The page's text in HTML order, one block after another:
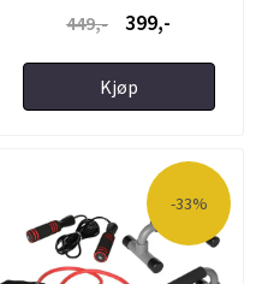
449,-
399,-
Kjøp
-33%